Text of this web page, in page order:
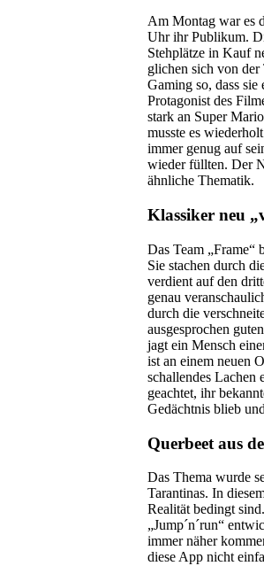
Am Montag war es
Uhr ihr Publikum.
Stehplätze in Kauf
glichen sich von der
Gaming so, dass
Protagonist des
stark an Super
musste es
immer genug auf
wieder füllten. Der
ähnliche Thematik.
Klassiker neu
Das Team „Frame“
Sie stachen durch
verdient auf den
genau
durch die
ausgesprochen
jagt ein Mensch
ist an einem neuen
schallendes Lachen
geachtet, ihr
Gedächtnis blieb
Querbeet aus
Das Thema wurde
Tarantinas. In
Realität bedingt
„Jump´n´run“
immer näher
diese App nicht